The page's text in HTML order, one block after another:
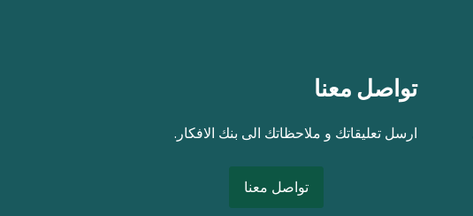
تواصل معنا
ارسل تعليقاتك و ملاحظاتك الى بنك الافكار.
تواصل معنا